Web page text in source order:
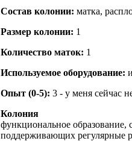
Состав кoлонии: матка,
Размер кoлонии: 1
Количество маток: 1
Используемое оборудование:
Опыт (0-5): 3 - у меня сейчас
Колония
функциональное образование,
поддерживающих регулярные